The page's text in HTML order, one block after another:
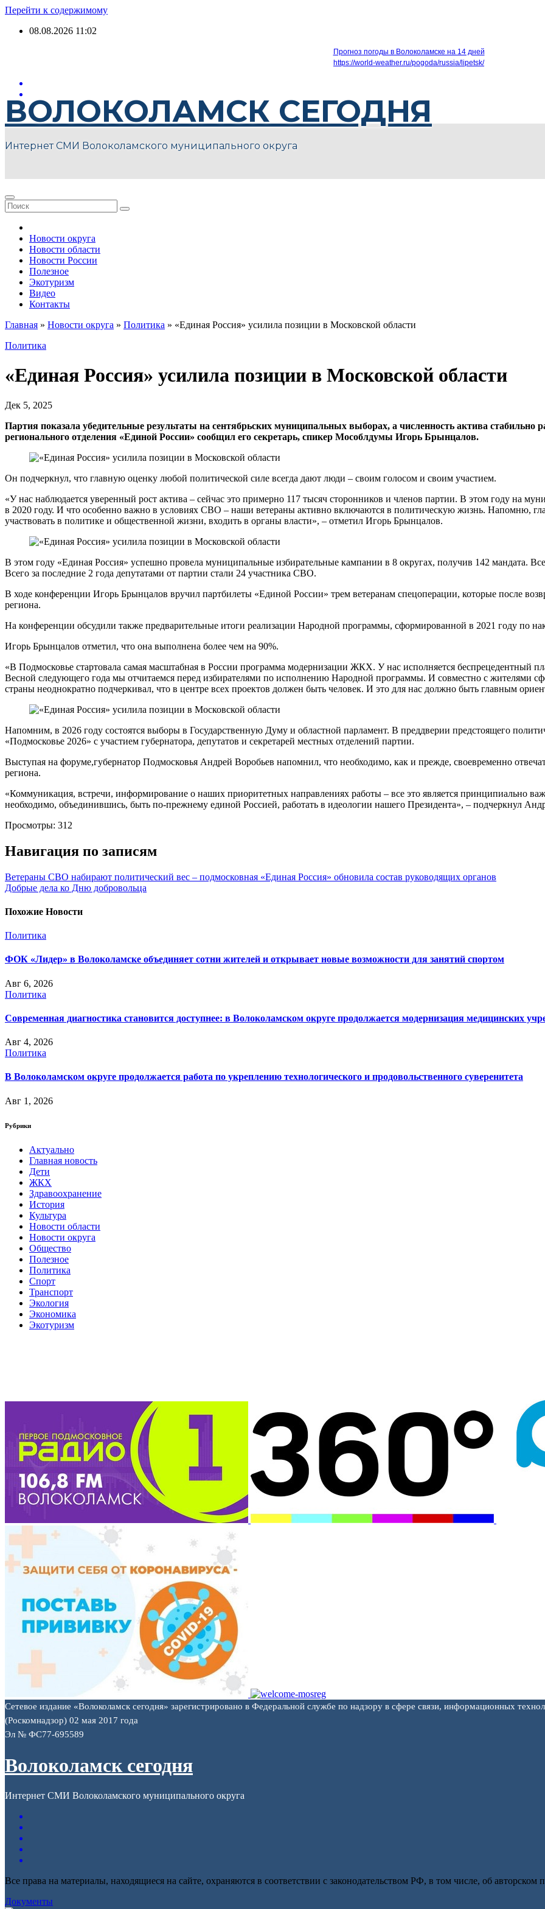
Перейти к содержимому
08.08.2026 11:02
Прогноз погоды в Волоколамске на 14 дней
https://world-weather.ru/pogoda/russia/lipetsk/
ВОЛОКОЛАМСК СЕГОДНЯ
Интернет СМИ Волоколамского муниципального округа
Новости округа
Новости области
Новости России
Полезное
Экотуризм
Видео
Контакты
Главная » Новости округа » Политика » «Единая Россия» усилила позиции в Московской области
Политика
«Единая Россия» усилила позиции в Московской области
Дек 5, 2025
Партия показала убедительные результаты на сентябрьских муниципальных выборах, а численность актива стабильно
регионального отделения «Единой России» сообщил его секретарь, спикер Мособлдумы Игорь Брынцалов.
Он подчеркнул, что главную оценку любой политической силе всегда дают люди – своим голосом и своим участием.
«У нас наблюдается уверенный рост актива – сейчас это примерно 117 тысяч сторонников и членов партии. В этом году на
в 2020 году. И что особенно важно в условиях СВО – наши ветераны активно включаются в политическую жизнь. Напомню,
участвовать в политике и общественной жизни, входить в органы власти», – отметил Игорь Брынцалов.
В этом году «Единая Россия» успешно провела муниципальные избирательные кампании в 8 округах, получив 142 мандата.
Всего за последние 2 года депутатами от партии стали 24 участника СВО.
В ходе конференции Игорь Брынцалов вручил партбилеты «Единой России» трем ветеранам спецоперации, которые после
региона.
На конференции обсудили также предварительные итоги реализации Народной программы, сформированной в 2021 году по
Игорь Брынцалов отметил, что она выполнена более чем на 90%.
«В Подмосковье стартовала самая масштабная в России программа модернизации ЖКХ. У нас исполняется беспрецедентный
Весной следующего года мы отчитаемся перед избирателями по исполнению Народной программы. И совместно с жителями
страны неоднократно подчеркивал, что в центре всех проектов должен быть человек. И это для нас должно быть главным
Напомним, в 2026 году состоятся выборы в Государственную Думу и областной парламент. В преддверии предстоящего
«Подмосковье 2026» с участием губернатора, депутатов и секретарей местных отделений партии.
Выступая на форуме,губернатор Подмосковья Андрей Воробьев напомнил, что необходимо, как и прежде, своевременно
региона.
«Коммуникация, встречи, информирование о наших приоритетных направлениях работы – все это является принципиально
необходимо, объединившись, быть по-прежнему единой Россией, работать в идеологии нашего Президента», – подчеркнул
Просмотры: 312
Навигация по записям
Ветераны СВО набирают политический вес – подмосковная «Единая Россия» обновила состав руководящих органов
Добрые дела ко Дню добровольца
Похожие Новости
Политика
ФОК «Лидер» в Волоколамске объединяет сотни жителей и открывает новые возможности для занятий спортом
Авг 6, 2026
Политика
Современная диагностика становится доступнее: в Волоколамском округе продолжается модернизация медицинских
Авг 4, 2026
Политика
В Волоколамском округе продолжается работа по укреплению технологического и продовольственного суверенитета
Авг 1, 2026
Рубрики
Актуально
Главная новость
Дети
ЖКХ
Здравоохранение
История
Культура
Новости области
Новости округа
Общество
Полезное
Политика
Спорт
Транспорт
Экология
Экономика
Экотуризм
Сетевое издание «Волоколамск сегодня» зарегистрировано в Федеральной службе по надзору в сфере связи, информационных
(Роскомнадзор) 02 мая 2017 года
Эл № ФС77-695589
Волоколамск сегодня
Интернет СМИ Волоколамского муниципального округа
Все права на материалы, находящиеся на сайте, охраняются в соответствии с законодательством РФ, в том числе, об авторском
Документы